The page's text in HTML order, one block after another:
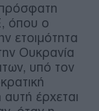
όπου ο
ετοιμότητα
Ουκρανία
υπό τον
έρχεται